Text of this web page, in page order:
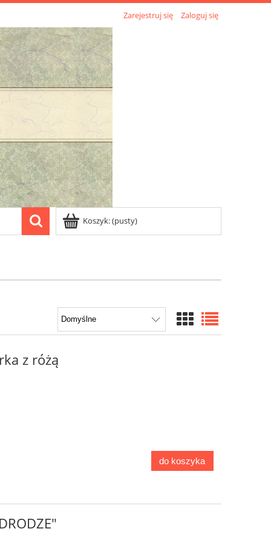
Zarejestruj się Zaloguj się
Koszyk:(pusty)
z różą
do koszyka